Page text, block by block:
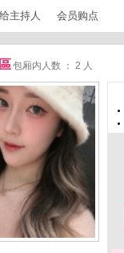
主持人 会员购点
包厢内人数 ： 2 人